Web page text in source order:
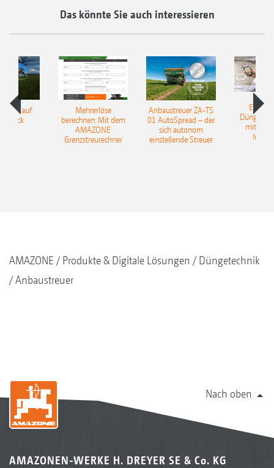
Das könnte Sie auch interessieren
auf
Mehrerlöse
berechnen: Mit dem
AMAZONE
Grenzstreurechner
Anbaustreuer ZA-TS
01 AutoSpread – der
sich autonom
einstellende Streuer
mit
AMAZONE Produkte & Digitale Lösungen
Düngetechnik
Anbaustreuer
Nach oben
AMAZONEN-WERKE H. DREYER SE & Co. KG